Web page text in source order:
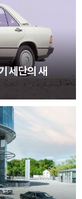
세단의 새